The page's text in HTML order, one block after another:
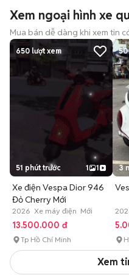
Xem ngoại hình xe
Mua bán dễ dàng khi xem tin
650 lượt xem
51 phút trước 1 1
Xe điện Vespa Dior 946
Đỏ Cherry Mới
2026 Xe máy điện Mới
13.500.000 đ
Tp Hồ Chí Minh
50
3
Xem